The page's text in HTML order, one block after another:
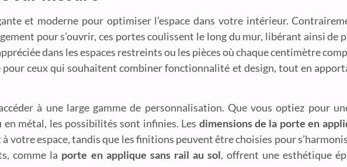
et moderne pour optimiser l’espace dans votre intérieur.
pour s’ouvrir, ces portes coulissent le long du mur, libérant ainsi de
dans les espaces restreints ou les pièces où chaque centimètre
pour ceux qui souhaitent combiner fonctionnalité et design, tout en
à une large gamme de personnalisation. Que vous optiez pour
en métal, les possibilités sont infinies. Les dimensions de la porte en
votre espace, tandis que les finitions peuvent être choisies pour
comme la porte en applique sans rail au sol, offrent une esthétique